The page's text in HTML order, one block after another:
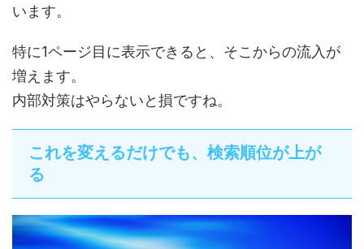
います。
特に1ページ目に表示できると、そこからの流入が
増えます。
内部対策はやらないと損ですね。
これを変えるだけでも、検索順位が上が
る